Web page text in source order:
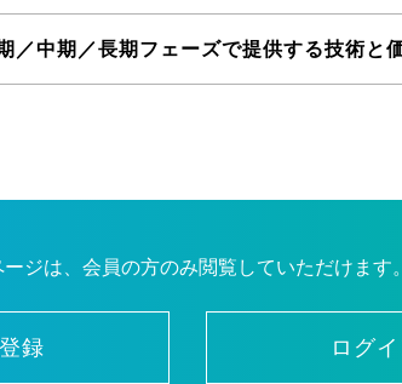
中期／長期フェーズで提供する技術と
ジは、会員の方のみ閲覧していただけます。
録 ログ